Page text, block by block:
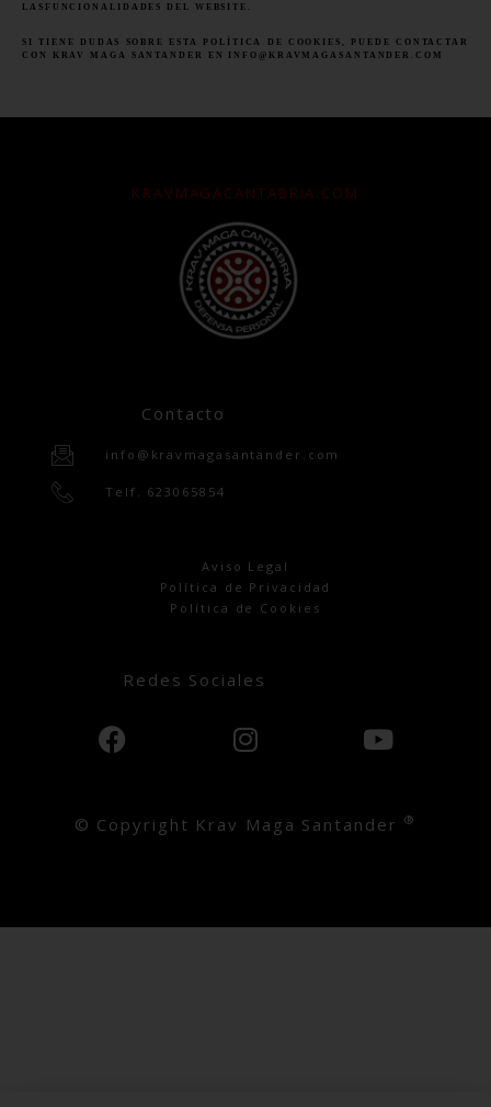
LAS FUNCIONALIDADES DEL WEBSITE.
SI TIENE DUDAS SOBRE ESTA POLÍTICA DE COOKIES, PUEDE CONTACTAR
CON KRAV MAGA SANTANDER EN INFO@KRAVMAGASANTANDER.COM
KRAVMAGACANTABRIA.COM
Contacto
info@kravmagasantander.com
Telf. 623065854
Aviso Legal
Política de Privacidad
Política de Cookies
Redes Sociales
© Copyright Krav Maga Santander ®